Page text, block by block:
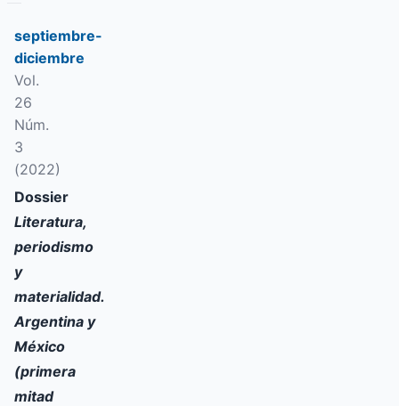
septiembre-
diciembre
Vol.
26
Núm.
3
(2022)
Dossier
Literatura,
periodismo
y
materialidad.
Argentina y
México
(primera
mitad